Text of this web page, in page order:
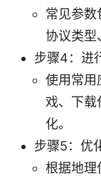
常见参数
协议类型
步骤4：进
使用常用
戏、下载
化。
步骤5：优
根据地理